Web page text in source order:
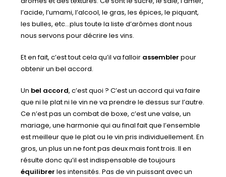
l’acide, l’umami, l’alcool, le gras, les épices, le piquant,
les bulles, etc…plus toute la liste d’arômes dont nous
nous servons pour décrire les vins.
Et en fait, c’est tout cela qu’il va falloir assembler pour
obtenir un bel accord.
Un bel accord, c’est quoi ? C’est un accord qui va faire
que ni le plat ni le vin ne va prendre le dessus sur l’autre.
Ce n’est pas un combat de boxe, c’est une valse, un
mariage, une harmonie qui au final fait que l’ensemble
est meilleur que le plat ou le vin pris individuellement. En
gros, un plus un ne font pas deux mais font trois. Il en
résulte donc qu’il est indispensable de toujours
équilibrerles intensités. Pas de vin puissant avec un